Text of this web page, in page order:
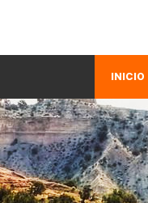
INICIO